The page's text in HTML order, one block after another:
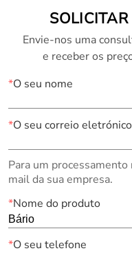
Envie-nos uma
e receber os
*O seu nome
*O seu correio eletrónico
Para um
mail da sua empresa.
*Nome do produto
*O seu telefone